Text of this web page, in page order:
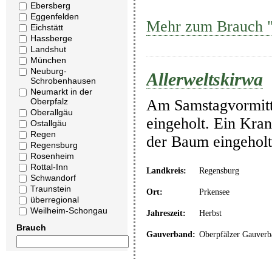
Ebersberg
Eggenfelden
Eichstätt
Hassberge
Landshut
München
Neuburg-
Schrobenhausen
Neumarkt in der
Oberpfalz
Oberallgäu
Ostallgäu
Regen
Regensburg
Rosenheim
Rottal-Inn
Schwandorf
Traunstein
überregional
Weilheim-Schongau
Brauch
Mehr zum Brauch
Allerweltskirwa
Am
eingeholt. Ein
der Baum
Landkreis: Regensburg
Ort: Prkensee
Jahreszeit: Herbst
Gauverband: Oberpfälzer